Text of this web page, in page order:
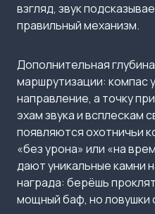
взгляд, звук
правильный механизм.
Дополнительная
маршрутизации: компас
направление, а точку
эхам звука и всплескам
появляются охотничьи
«без урона» или «на
дают уникальные камни
награда: берёшь
мощный баф, но ловушки